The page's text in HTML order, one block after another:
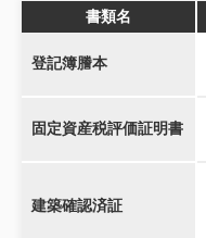
書類名
登記簿謄本
固定資産税評価証明書
建築確認済証